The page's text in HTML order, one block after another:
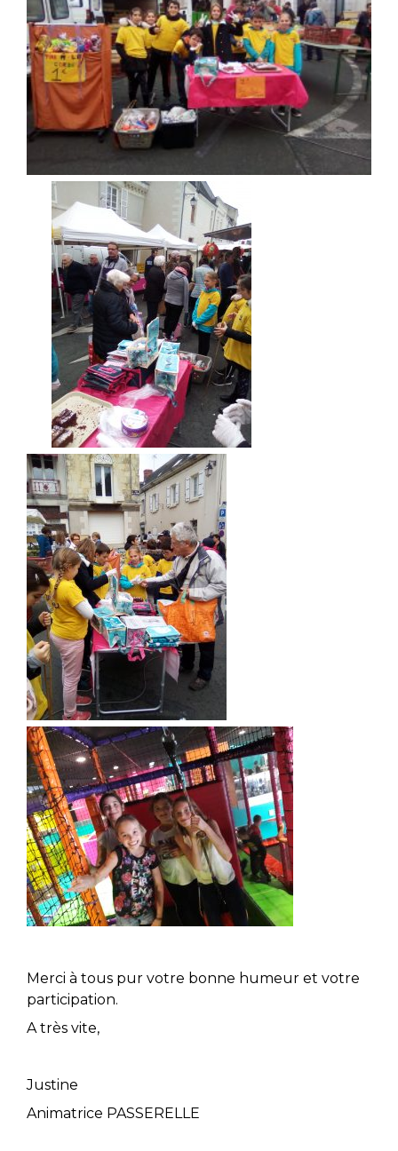
Merci à tous pur votre bonne humeur et votre
participation.
A très vite,
Justine
Animatrice PASSERELLE